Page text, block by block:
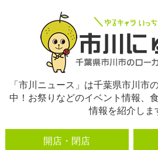
「市川ニュース」は千葉県市川市
中！お祭りなどのイベント情報、
情報を紹介しま
開店・閉店